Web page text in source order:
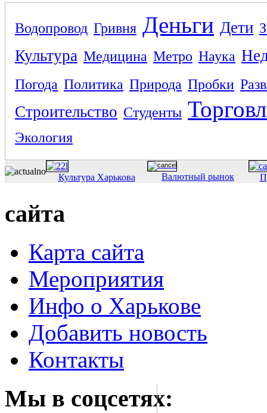
Водопровод Гривня Деньги Дети
Культура Медицина Метро Наука
Погода Политика Природа Пробки
Строительство Студенты
Экология
Культура Харькова Валютный рынок
сайта
Карта сайта
Мероприятия
Инфо о Харькове
Добавить новость
Контакты
Мы в соцсетях: